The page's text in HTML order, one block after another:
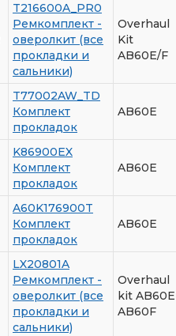
T216600A_PR0
Ремкомплект -
оверолкит (все
прокладки и
сальники)
Overhaul
Kit
AB60E/F
T77002AW_TD
Комплект
прокладок
AB60E
K86900EX
Комплект
прокладок
AB60E
A60K176900T
Комплект
прокладок
AB60E
LX20801A
Ремкомплект -
оверолкит (все
прокладки и
сальники)
Overhaul
kit AB60E
AB60F